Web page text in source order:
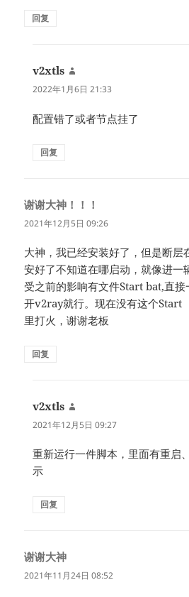
回复
v2xtls
道：
2022年1月6日 21:33
配置错了或者节点挂了
回复
谢谢大神！！！
道：
2021年12月5日 09:26
大神，我已经安装好了，但是断
安好了不知道在哪启动，就像进一
受之前的影响有文件Start bat,直
开v2ray就行。现在没有这个Start
里打火，谢谢老板
回复
v2xtls
道：
2021年12月5日 09:27
重新运行一件脚本，里面有重启
示
回复
谢谢大神
道：
2021年11月24日 08:52